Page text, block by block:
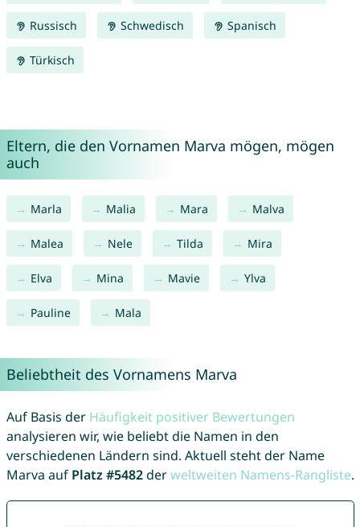
Russisch Schwedisch Spanisch
Türkisch
Eltern, die den Vornamen Marva mögen, mögen
auch
Marla Malia Mara Malva
Malea Nele Tilda Mira
Elva Mina Mavie Ylva
Pauline Mala
Beliebtheit des Vornamens Marva
Auf Basis der Häufigkeit positiver Bewertungen
analysieren wir, wie beliebt die Namen in den
verschiedenen Ländern sind. Aktuell steht der Name
Marva auf Platz #5482derweltweiten Namens-Rangliste.